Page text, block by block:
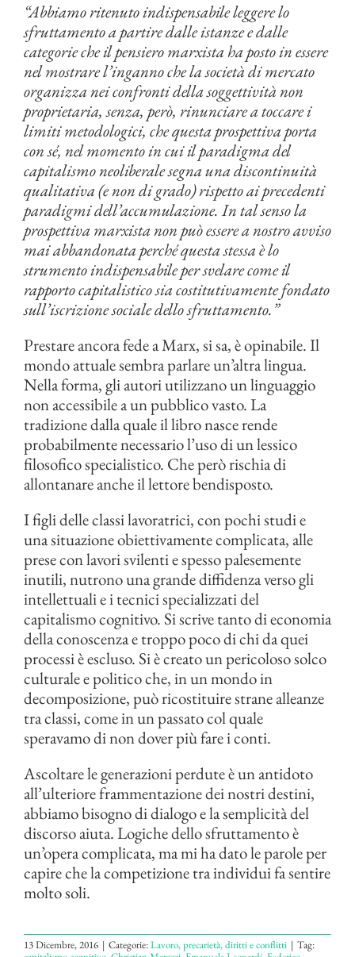
“Abbiamo ritenuto indispensabile leggere lo
sfruttamento a partire dalle istanze e dalle
categorie che il pensiero marxista ha posto in essere
nel mostrare l’inganno che la società di mercato
organizza nei confronti della soggettività non
proprietaria, senza, però, rinunciare a toccare i
limiti metodologici, che questa prospettiva porta
con sé, nel momento in cui il paradigma del
capitalismo neoliberale segna una discontinuità
qualitativa (e non di grado) rispetto ai precedenti
paradigmi dell’accumulazione. In tal senso la
prospettiva marxista non può essere a nostro avviso
mai abbandonata perché questa stessa è lo
strumento indispensabile per svelare come il
rapporto capitalistico sia costitutivamente fondato
sull’iscrizione sociale dello sfruttamento.”
Prestare ancora fede a Marx, si sa, è opinabile. Il
mondo attuale sembra parlare un’altra lingua.
Nella forma, gli autori utilizzano un linguaggio
non accessibile a un pubblico vasto. La
tradizione dalla quale il libro nasce rende
probabilmente necessario l’uso di un lessico
filosofico specialistico. Che però rischia di
allontanare anche il lettore bendisposto.
I figli delle classi lavoratrici, con pochi studi e
una situazione obiettivamente complicata, alle
prese con lavori svilenti e spesso palesemente
inutili, nutrono una grande diffidenza verso gli
intellettuali e i tecnici specializzati del
capitalismo cognitivo. Si scrive tanto di economia
della conoscenza e troppo poco di chi da quei
processi è escluso. Si è creato un pericoloso solco
culturale e politico che, in un mondo in
decomposizione, può ricostituire strane alleanze
tra classi, come in un passato col quale
speravamo di non dover più fare i conti.
Ascoltare le generazioni perdute è un antidoto
all’ulteriore frammentazione dei nostri destini,
abbiamo bisogno di dialogo e la semplicità del
discorso aiuta. Logiche dello sfruttamento è
un’opera complicata, ma mi ha dato le parole per
capire che la competizione tra individui fa sentire
molto soli.
13 Dicembre, 2016 | Categorie:Lavoro, precarietà, diritti e conflitti | Tag: